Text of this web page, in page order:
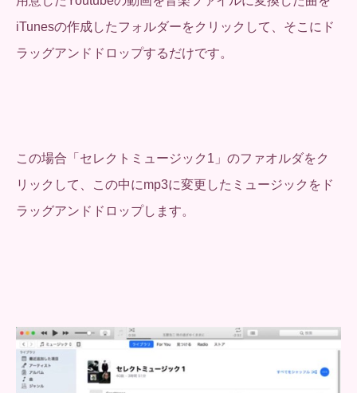
iTunesの作成したフォルダーをクリックして、そこにド
ラッグアンドドロップするだけです。
この場合「セレクトミュージック1」のファオルダをク
リックして、この中にmp3に変更したミュージックをド
ラッグアンドドロップします。